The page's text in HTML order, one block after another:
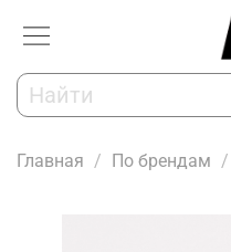
Главная По брендам